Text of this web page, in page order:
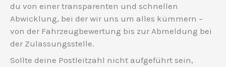
du von einer transparenten und schnellen
Abwicklung, bei der wir uns um alles kümmern –
von der Fahrzeugbewertung bis zur Abmeldung bei
der Zulassungsstelle.
Sollte deine Postleitzahl nicht aufgeführt sein,